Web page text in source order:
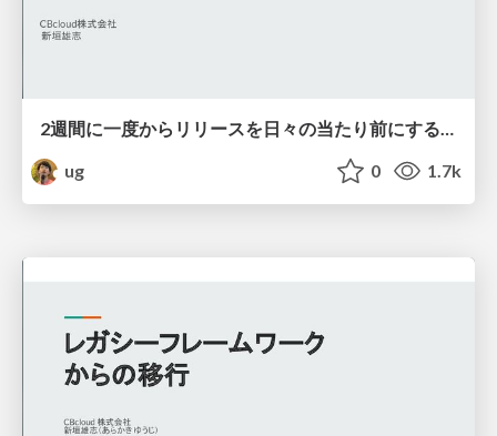
2週間に一度からリリースを日々の当たり前にするエンジニアリングマネジメント
ug
0 1.7k